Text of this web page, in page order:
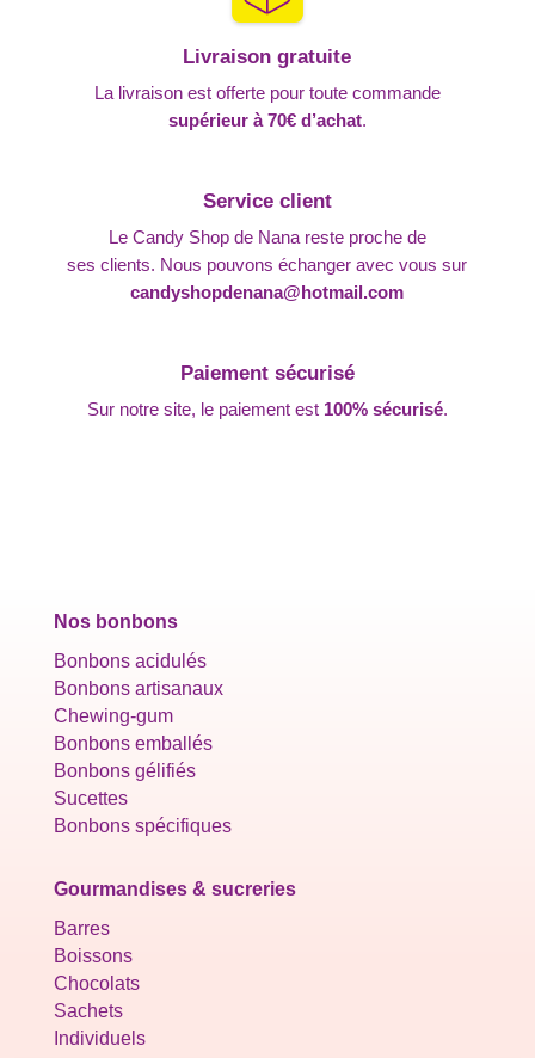
Livraison gratuite
La livraison est offerte pour toute commande
supérieur à 70€ d’achat.
Service client
Le Candy Shop de Nana reste proche de
ses clients. Nous pouvons échanger avec vous sur
candyshopdenana@hotmail.com
Paiement sécurisé
Sur notre site, le paiement est 100% sécurisé.
Nos bonbons
Bonbons acidulés
Bonbons artisanaux
Chewing-gum
Bonbons emballés
Bonbons gélifiés
Sucettes
Bonbons spécifiques
Gourmandises & sucreries
Barres
Boissons
Chocolats
Sachets
Individuels